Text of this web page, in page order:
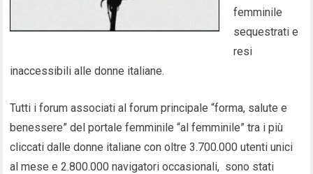
femminile
sequestrati e
resi
inaccessibili alle donne italiane.
Tutti i forum associati al forum principale “forma, salute e
benessere” del portale femminile “al femminile” tra i più
cliccati dalle donne italiane con oltre 3.700.000 utenti unici
al mese e 2.800.000 navigatori occasionali, sono stati